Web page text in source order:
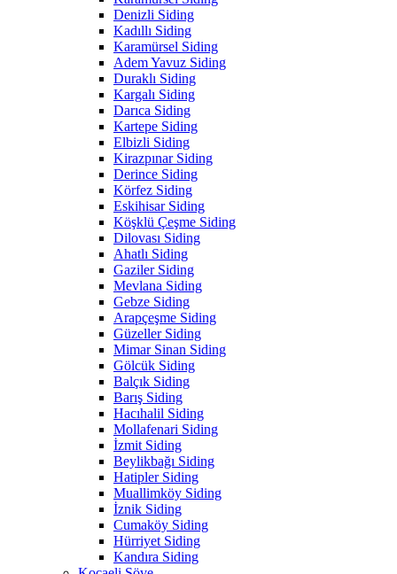
Denizli Siding
Kadıllı Siding
Karamürsel Siding
Adem Yavuz Siding
Duraklı Siding
Kargalı Siding
Darıca Siding
Kartepe Siding
Elbizli Siding
Kirazpınar Siding
Derince Siding
Körfez Siding
Eskihisar Siding
Köşklü Çeşme Siding
Dilovası Siding
Ahatlı Siding
Gaziler Siding
Mevlana Siding
Gebze Siding
Arapçeşme Siding
Güzeller Siding
Mimar Sinan Siding
Gölcük Siding
Balçık Siding
Barış Siding
Hacıhalil Siding
Mollafenari Siding
İzmit Siding
Beylikbağı Siding
Hatipler Siding
Muallimköy Siding
İznik Siding
Cumaköy Siding
Hürriyet Siding
Kandıra Siding